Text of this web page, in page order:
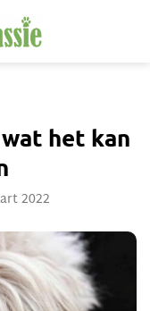
het kan
2022